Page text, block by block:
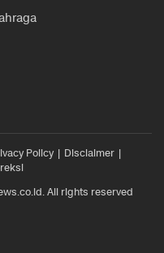
Policy
Disclaimer
All rights reserved